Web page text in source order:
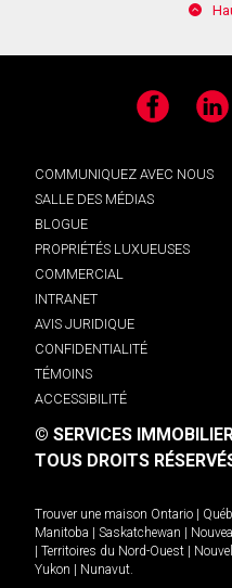
Facebook
COMMUNIQUEZ AVEC NOUS
SALLE DES MÉDIAS
BLOGUE
PROPRIÉTÉS LUXUEUSES
COMMERCIAL
INTRANET
AVIS JURIDIQUE
CONFIDENTIALITÉ
TÉMOINS
ACCESSIBILITÉ
© SERVICES
TOUS DROITS
Trouver une maison Ontario |
Manitoba | Saskatchewan |
| Territoires du Nord-Ouest |
Yukon | Nunavut.